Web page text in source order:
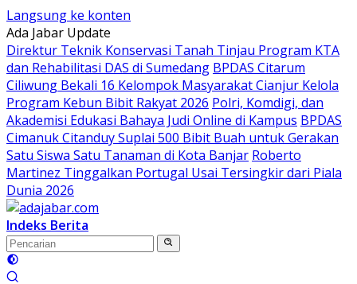
Langsung ke konten
Ada Jabar Update
Direktur Teknik Konservasi Tanah Tinjau Program KTA
dan Rehabilitasi DAS di Sumedang BPDAS Citarum
Ciliwung Bekali 16 Kelompok Masyarakat Cianjur Kelola
Program Kebun Bibit Rakyat 2026 Polri, Komdigi, dan
Akademisi Edukasi Bahaya Judi Online di Kampus BPDAS
Cimanuk Citanduy Suplai 500 Bibit Buah untuk Gerakan
Satu Siswa Satu Tanaman di Kota Banjar Roberto
Martinez Tinggalkan Portugal Usai Tersingkir dari Piala
Dunia 2026
Indeks Berita